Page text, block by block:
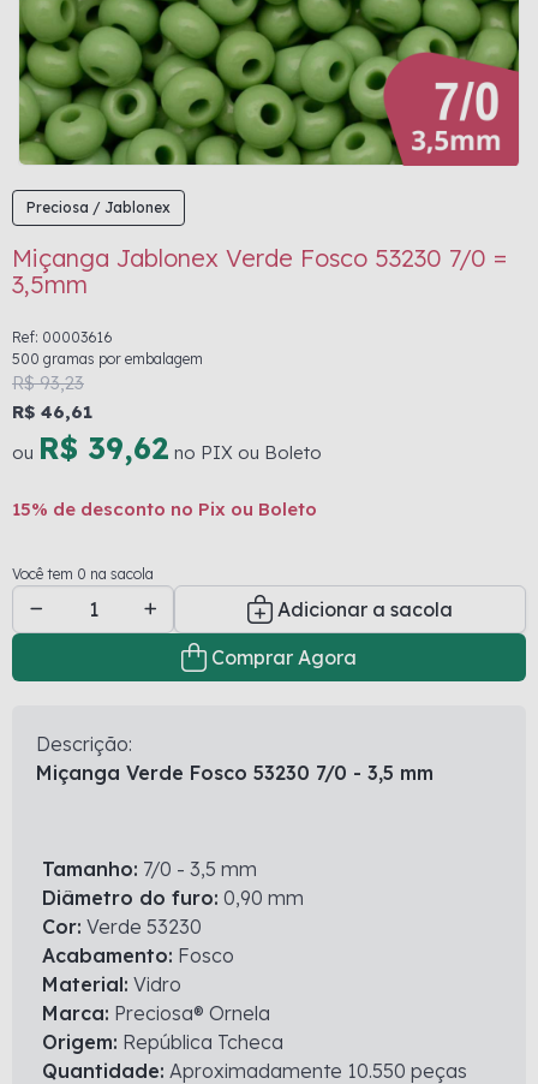
Preciosa / Jablonex
Miçanga Jablonex Verde Fosco 53230 7/0 =
3,5mm
Ref: 00003616
500 gramas por embalagem
R$ 93,23
R$ 46,61
ou R$ 39,62 no PIX ou Boleto
15% de desconto no Pix ou Boleto
Você tem 0 na sacola
Adicionar a sacola
Comprar Agora
Descrição:
Miçanga Verde Fosco 53230 7/0 - 3,5 mm
Tamanho: 7/0 - 3,5 mm
Diâmetro do furo: 0,90 mm
Cor: Verde 53230
Acabamento: Fosco
Material: Vidro
Marca: Preciosa® Ornela
Origem: República Tcheca
Quantidade: Aproximadamente 10.550 peças